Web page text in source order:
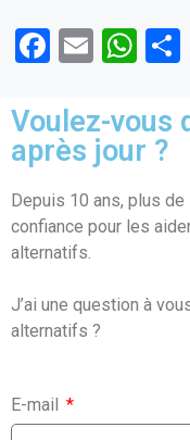
F
ce
b
o
o
k
E
ail
W
at
s
A
p
Voulez-vous
après jour ?
Depuis 10 ans, plus
confiance pour les
alternatifs.
J’ai une question à
alternatifs ?
E-mail